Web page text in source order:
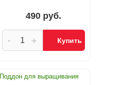
490 руб.
+
- Купить
Поддон для выращивания